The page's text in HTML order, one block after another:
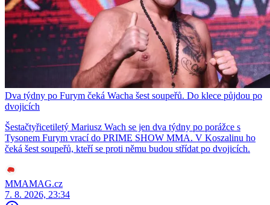
Dva týdny po Furym čeká Wacha šest soupeřů. Do klece půjdou po
dvojicích
Šestačtyřicetiletý Mariusz Wach se jen dva týdny po porážce s
Tysonem Furym vrací do PRIME SHOW MMA. V Koszalinu ho
čeká šest soupeřů, kteří se proti němu budou střídat po dvojicích.
MMAMAG.cz
7. 8. 2026, 23:34